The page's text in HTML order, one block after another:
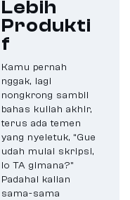
Lebih
Produkti
f
Kamu pernah
nggak, lagi
nongkrong sambil
bahas kuliah akhir,
terus ada temen
yang nyeletuk, “Gue
udah mulai skripsi,
lo TA gimana?”
Padahal kalian
sama-sama